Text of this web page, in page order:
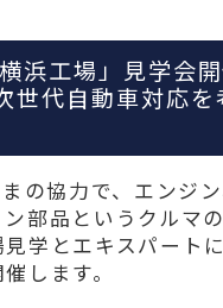
浜工場」見学会
世代自動車対応を
の協力で、エンジ
部品というクルマ
学とエキスパート
します。